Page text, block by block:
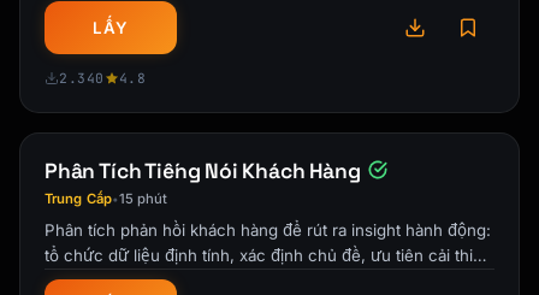
Your free trial ends on [Date].
Here's what you've accomplished so far:
integrations"]
Don't lose your progress!
[CTA: Upgrade Now - Keep Everything]
LẤY
2.340 4.8
Phân Tích Tiếng Nói Khách Hàng
Trung Cấp•15 phút
Phân tích phản hồi khách hàng để rút ra insight hành động:
tổ chức dữ liệu định tính, xác định chủ đề, ưu tiên cải thiện
và khép vòng phản …